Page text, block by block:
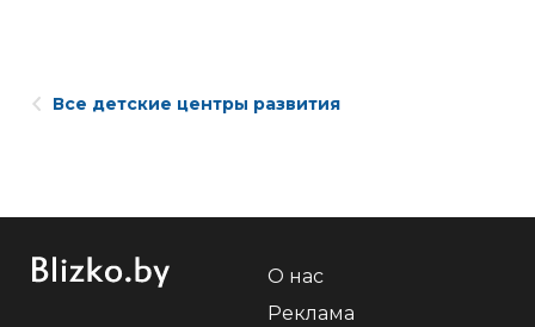
Все детские центры развития
О нас
Реклама